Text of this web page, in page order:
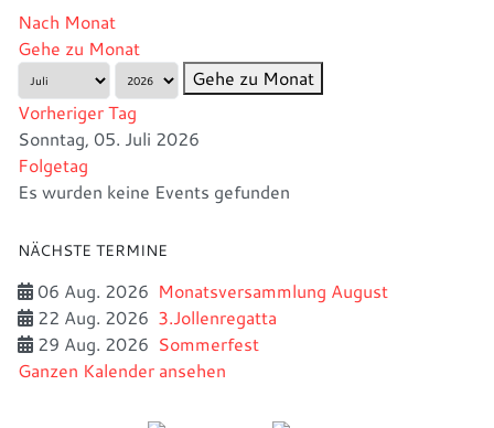
Nach Monat
Gehe zu Monat
Gehe zu Monat
Vorheriger Tag
Sonntag, 05. Juli 2026
Folgetag
Es wurden keine Events gefunden
NÄCHSTE TERMINE
06 Aug. 2026 Monatsversammlung August
22 Aug. 2026 3.Jollenregatta
29 Aug. 2026 Sommerfest
Ganzen Kalender ansehen